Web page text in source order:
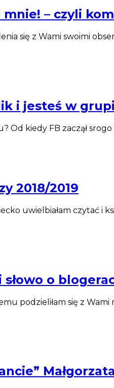
– czyli
się z Wami swoimi
i jesteś w
Od kiedy FB zaczął
2018/2019
uwielbiałam czytać i
o
podzieliłam się z